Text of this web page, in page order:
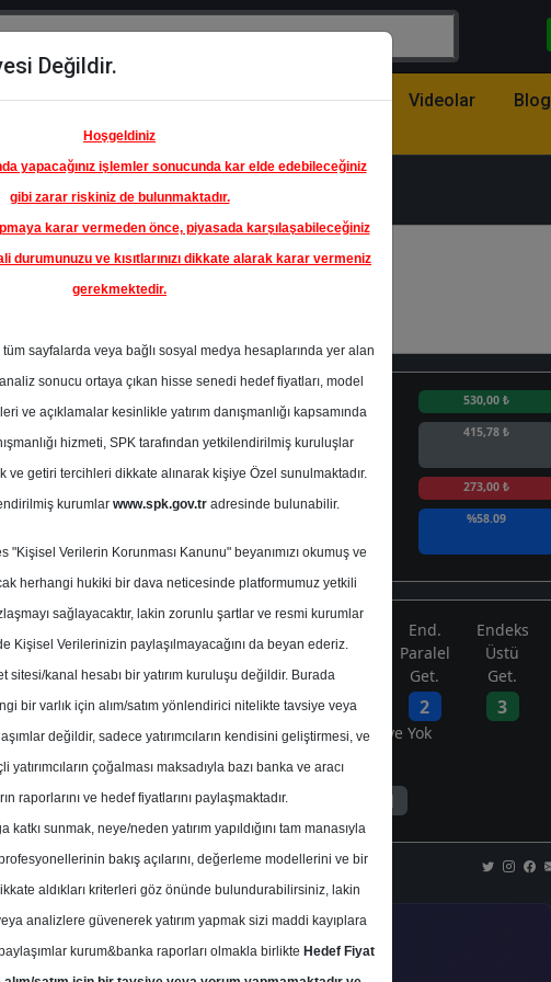
Öne
Çıkanlar
Raporlar Partnerlerimiz Videolar Blog
En Yüksek Tahmin 530,00 ₺
Ortalama Fiyat
Tahmini
415,78 ₺
273,00 ₺
Potansiyeli
%58.09
Kurum Sayısı
17
10 1
End.
Paralel
Get.
2
Endeks
Üstü
Get.
3
Tavsiye Yok
1
Salı, 30 Ocak 2024
Hedef Fiyat
Değildir.
Hoşgeldiniz
yapacağınız işlemler sonucunda kar elde edebileceğiniz
gibi zarar riskiniz de bulunmaktadır.
karar vermeden önce, piyasada karşılaşabileceğiniz
durumunuzu ve kısıtlarınızı dikkate alarak karar vermeniz
gerekmektedir.
sayfalarda veya bağlı sosyal medya hesaplarında yer alan
sonucu ortaya çıkan hisse senedi hedef fiyatları, model
ve açıklamalar kesinlikle yatırım danışmanlığı kapsamında
hizmeti, SPK tarafından yetkilendirilmiş kuruluşlar
ve getiri tercihleri dikkate alınarak kişiye Özel sunulmaktadır.
kurumlar www.spk.gov.tradresinde bulunabilir.
"Kişisel Verilerin Korunması Kanunu" beyanımızı okumuş ve
herhangi hukiki bir dava neticesinde platformumuz yetkili
sağlayacaktır, lakin zorunlu şartlar ve resmi kurumlar
Kişisel Verilerinizin paylaşılmayacağını da beyan ederiz.
sitesi/kanal hesabı bir yatırım kuruluşu değildir. Burada
bir varlık için alım/satım yönlendirici nitelikte tavsiye veya
değildir, sadece yatırımcıların kendisini geliştirmesi, ve
çoğalması maksadıyla bazı banka ve aracı
raporlarını ve hedef fiyatlarını paylaşmaktadır.
katkı sunmak, neye/neden yatırım yapıldığını tam manasıyla
bakış açılarını, değerleme modellerini ve bir
aldıkları kriterleri göz önünde bulundurabilirsiniz, lakin
analizlere güvenerek yatırım yapmak sizi maddi kayıplara
kurum&banka raporları olmakla birlikte Hedef Fiyat